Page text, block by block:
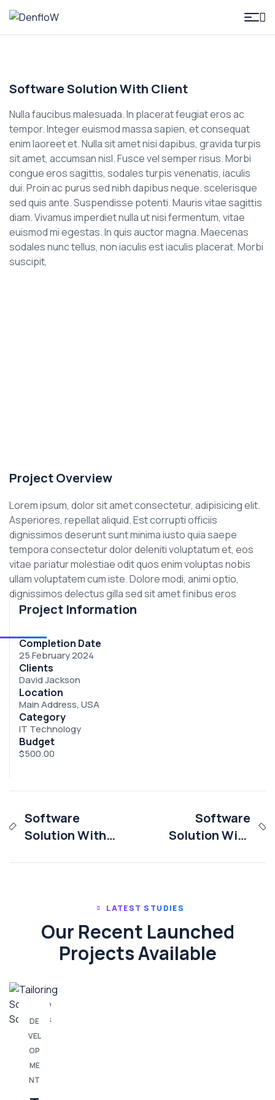
DenfloW
Software Solution With Client
Nulla faucibus malesuada. In placerat feugiat eros ac
tempor. Integer euismod massa sapien, et consequat
enim laoreet et. Nulla sit amet nisi dapibus, gravida turpis
sit amet, accumsan nisl. Fusce vel semper risus. Morbi
congue eros sagittis, sodales turpis venenatis, iaculis
dui. Proin ac purus sed nibh dapibus neque. scelerisque
sed quis ante. Suspendisse potenti. Mauris vitae sagittis
diam. Vivamus imperdiet nulla ut nisi fermentum, vitae
euismod mi egestas. In quis auctor magna. Maecenas
sodales nunc tellus, non iaculis est iaculis placerat. Morbi
suscipit,
Project Overview
Lorem ipsum, dolor sit amet consectetur, adipisicing elit.
Asperiores, repellat aliquid. Est corrupti officiis
dignissimos deserunt sunt minima iusto quia saepe
tempora consectetur dolor deleniti voluptatum et, eos
vitae pariatur molestiae odit quos enim voluptas nobis
ullam voluptatem cum iste. Dolore modi, animi optio,
dignissimos delectus gilla sed sit amet finibus eros
Project Information
Completion Date
25 February 2024
Clients
David Jackson
Location
Main Address, USA
Category
IT Technology
Budget
$500.00
Software
Solution With
Software
Solution With
LATEST STUDIES
Our Recent Launched
Projects Available
DE
VEL
OP
ME
NT